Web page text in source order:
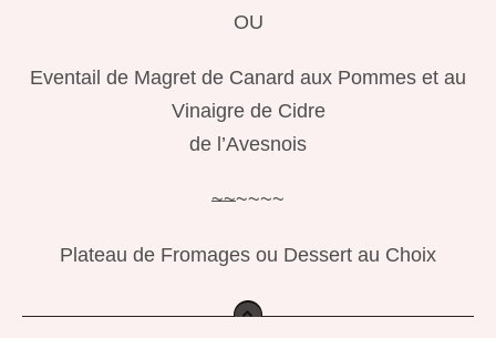
OU
Eventail de Magret de Canard aux Pommes et au
Vinaigre de Cidre
de l’Avesnois
~~~~~~
Plateau de Fromages ou Dessert au Choix
top